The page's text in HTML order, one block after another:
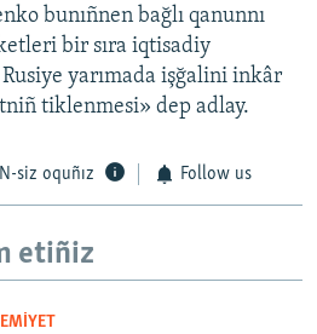
bunıñnen bağlı qanunnı
bir sıra iqtisadiy
yarımada işğalini inkâr
tiklenmesi» dep adlay.
siz oquñız Follow us
etiñiz